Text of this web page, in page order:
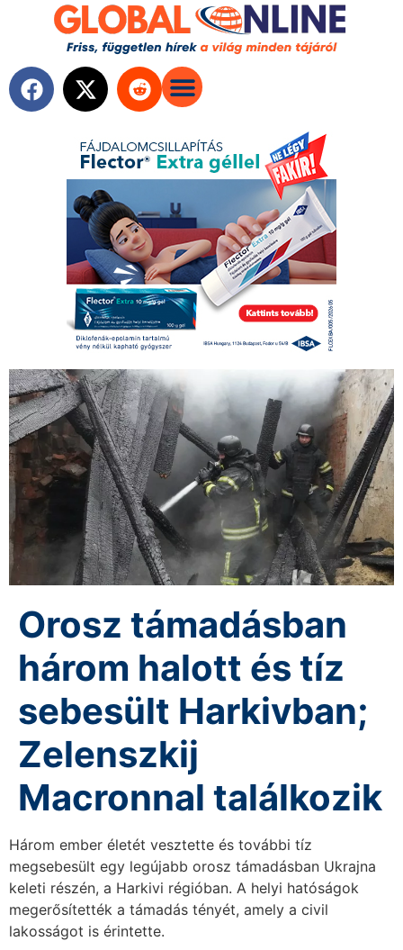
Orosz támadásban
három halott és tíz
sebesült Harkivban;
Zelenszkij
Macronnal találkozik
Három ember életét vesztette és további tíz
megsebesült egy legújabb orosz támadásban Ukrajna
keleti részén, a Harkivi régióban. A helyi hatóságok
megerősítették a támadás tényét, amely a civil
lakosságot is érintette.